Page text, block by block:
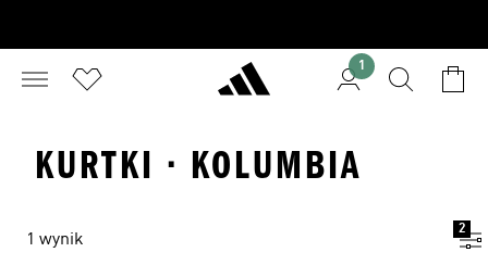
1
KURTKI · KOLUMBIA
1 wynik
2